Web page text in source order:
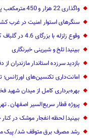
واگذاری 22 هزار و 450 مترمکعب ‌پساب تصفیه‌شده به بخش صنعت زنجان
سنگرهای استوار امنیت در غرب
وقوع زلزله با بزرگای 4.6 در گلباف کرمان
ببینید| تلخ و شیرینی خبرنگاری
بازدید سرزده ‌استاندار مازندران
امانت‌داری تکنسین‌های اورژانس؛ تحویل 1.5 کیلو طلا به
بهره‌برداری کامل از میدان شهید
پروژه قطار سریع‌السیر اصفهان ـ
ببینید| لحظه انفجار موشک‌ در کنار
رشد مصرف برق متوقف شد/ پیک مصرف به 1040